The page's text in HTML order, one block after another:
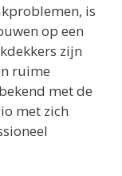
is
op een
zijn
ruime
met de
met zich